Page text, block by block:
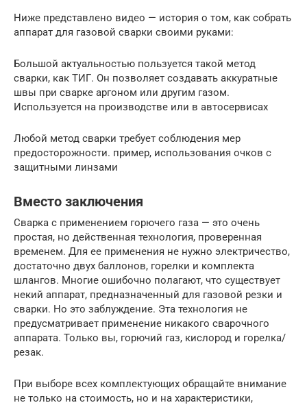
Ниже представлено видео — история о том, как собрать
аппарат для газовой сварки своими руками:
Большой актуальностью пользуется такой метод
сварки, как ТИГ. Он позволяет создавать аккуратные
швы при сварке аргоном или другим газом.
Используется на производстве или в автосервисах
Любой метод сварки требует соблюдения мер
предосторожности. пример, использования очков с
защитными линзами
Вместо заключения
Сварка с применением горючего газа — это очень
простая, но действенная технология, проверенная
временем. Для ее применения не нужно электричество,
достаточно двух баллонов, горелки и комплекта
шлангов. Многие ошибочно полагают, что существует
некий аппарат, предназначенный для газовой резки и
сварки. Но это заблуждение. Эта технология не
предусматривает применение никакого сварочного
аппарата. Только вы, горючий газ, кислород и горелка/
резак.
При выборе всех комплектующих обращайте внимание
не только на стоимость, но и на характеристики,